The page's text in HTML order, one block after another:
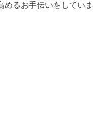
るお手伝いをしてい